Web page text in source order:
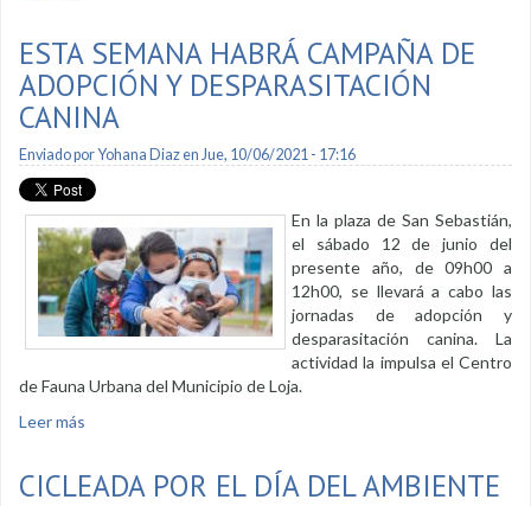
ESTA SEMANA HABRÁ CAMPAÑA DE
ADOPCIÓN Y DESPARASITACIÓN
CANINA
Enviado porYohana Diazen Jue, 10/06/2021 - 17:16
En la plaza de San Sebastián,
el sábado 12 de junio del
presente año, de 09h00 a
12h00, se llevará a cabo las
jornadas de adopción y
desparasitación canina. La
actividad la impulsa el Centro
de Fauna Urbana del Municipio de Loja.
Leer más
CICLEADA POR EL DÍA DEL AMBIENTE